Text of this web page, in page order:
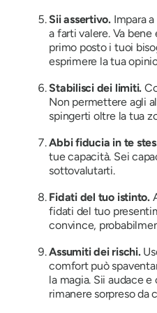
Sii assertivo. Impara
a farti valere. Va
primo posto i tuoi
esprimere la tua
Stabilisci dei limiti.
Non permettere agli
spingerti oltre la tua
Abbi fiducia in te
tue capacità. Sei
sottovalutarti.
Fidati del tuo istinto.
fidati del tuo
convince,
Assumiti dei rischi.
comfort può
la magia. Sii audace
rimanere sorpreso da